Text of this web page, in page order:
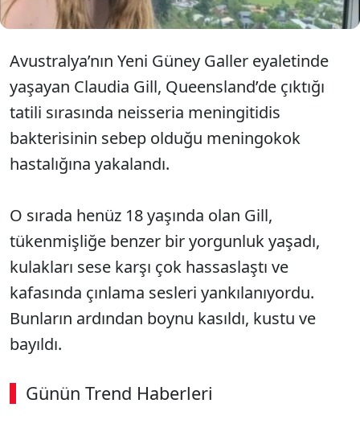
Avustralya’nın Yeni Güney Galler eyaletinde
yaşayan Claudia Gill, Queensland’de çıktığı
tatili sırasında neisseria meningitidis
bakterisinin sebep olduğu meningokok
hastalığına yakalandı.
O sırada henüz 18 yaşında olan Gill,
tükenmişliğe benzer bir yorgunluk yaşadı,
kulakları sese karşı çok hassaslaştı ve
kafasında çınlama sesleri yankılanıyordu.
Bunların ardından boynu kasıldı, kustu ve
bayıldı.
Günün Trend Haberleri
00:03 / 06:57